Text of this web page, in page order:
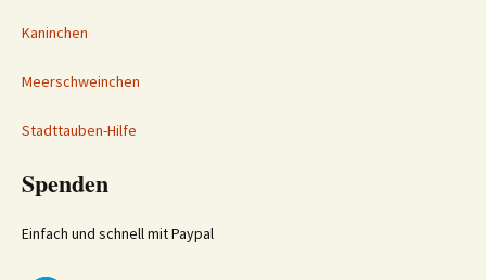
Kaninchen
Meerschweinchen
Stadttauben-Hilfe
Spenden
Einfach und schnell mit Paypal